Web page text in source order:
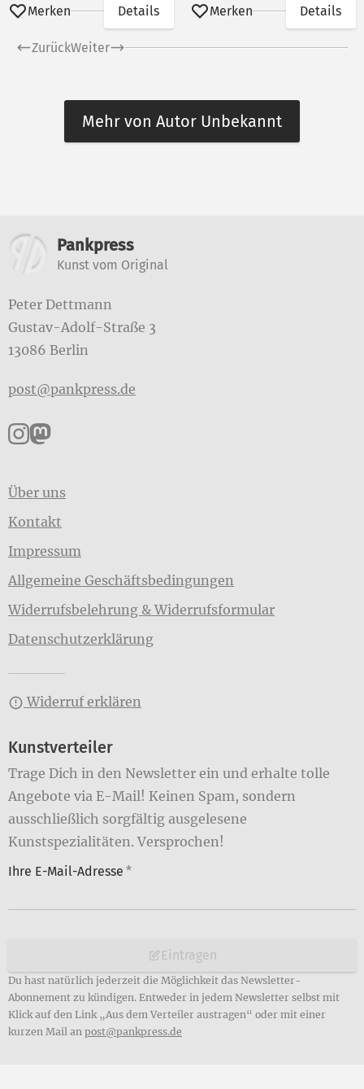
Merken Details Merken Details
ZurückWeiter
Mehr von Autor Unbekannt
Weitere Informationen
Pankpress
Kunst vom Original
Peter Dettmann
Gustav-Adolf-Straße 3
13086 Berlin
post@pankpress.de
Pankpress auf Instagram
Pankpress auf Mastodon
Über uns
Kontakt
Impressum
Allgemeine Geschäftsbedingungen
Widerrufsbelehrung & Widerrufsformular
Datenschutzerklärung
Widerruf erklären
Kunstverteiler
Trage Dich in den Newsletter ein und erhalte tolle
Angebote via E-Mail! Keinen Spam, sondern
ausschließlich sorgfältig ausgelesene
Kunstspezialitäten. Versprochen!
Ihre E-Mail-Adresse *
Eintragen
Du hast natürlich jederzeit die Möglichkeit das Newsletter-
Abonnement zu kündigen. Entweder in jedem Newsletter selbst mit
Klick auf den Link „Aus dem Verteiler austragen“ oder mit einer
kurzen Mail an post@pankpress.de